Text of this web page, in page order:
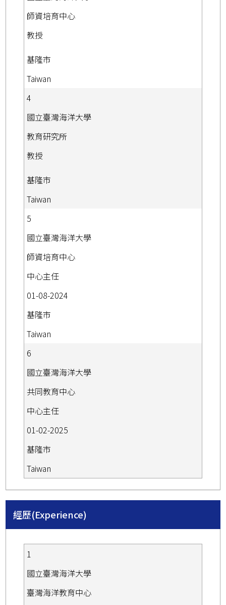
師資培育中心
教授
基隆市
Taiwan
4
國立臺灣海洋大學
教育研究所
教授
基隆市
Taiwan
5
國立臺灣海洋大學
師資培育中心
中心主任
01-08-2024
基隆市
Taiwan
6
國立臺灣海洋大學
共同教育中心
中心主任
01-02-2025
基隆市
Taiwan
經歷(Experience)
1
國立臺灣海洋大學
臺灣海洋教育中心